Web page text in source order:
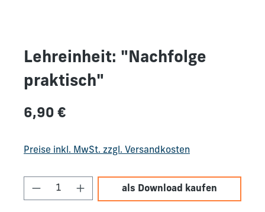
Lehreinheit: "Nachfolge
praktisch"
Regulärer Preis:
6,90 €
Preise inkl. MwSt. zzgl. Versandkosten
Produkt Anzahl: Gib den gewünschten
als Download kaufen